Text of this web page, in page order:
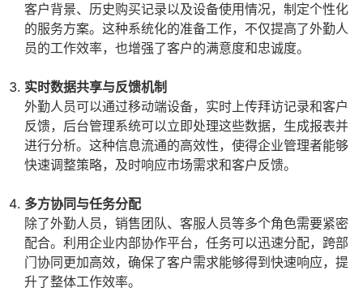
客户背景、历史购买记录以及设备使用情况，制定个性化
的服务方案。这种系统化的准备工作，不仅提高了外勤人
员的工作效率，也增强了客户的满意度和忠诚度。
实时数据共享与反馈机制
外勤人员可以通过移动端设备，实时上传拜访记录和客户
反馈，后台管理系统可以立即处理这些数据，生成报表并
进行分析。这种信息流通的高效性，使得企业管理者能够
快速调整策略，及时响应市场需求和客户反馈。
多方协同与任务分配
除了外勤人员，销售团队、客服人员等多个角色需要紧密
配合。利用企业内部协作平台，任务可以迅速分配，跨部
门协同更加高效，确保了客户需求能够得到快速响应，提
升了整体工作效率。